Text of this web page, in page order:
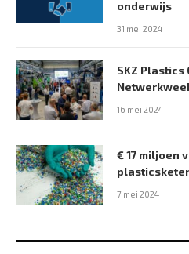
onderwijs
31 mei 2024
SKZ
16 mei 2024
€ 17 miljoen
7 mei 2024